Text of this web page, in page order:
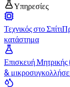
Υπηρεσίες
Τεχνικός στο Σπίτι
κατάστημα
Επισκευή
&